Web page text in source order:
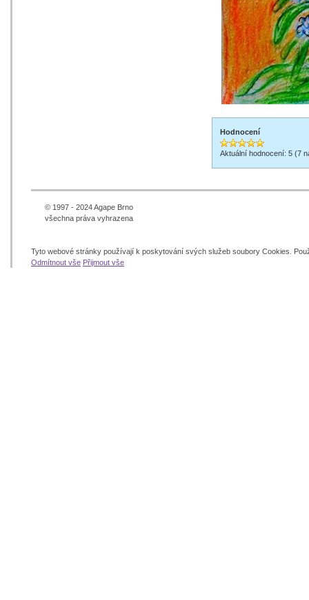
Hodnocení
Aktuální hodnocení: 5 (7
© 1997 - 2024 Agape Brno
všechna práva vyhrazena
Tyto webové stránky používají k poskytování svých služeb soubory Cookies.